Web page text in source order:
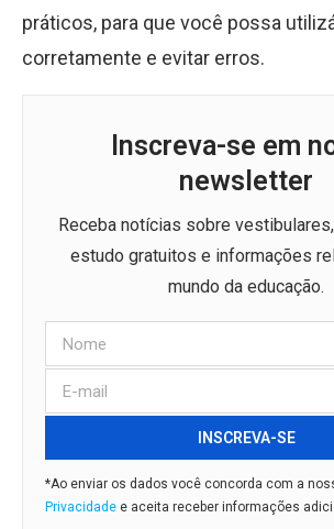
práticos, para que você possa
corretamente e evitar erros.
Inscreva-se em
newsletter
Receba notícias sobre
estudo gratuitos e informações
mundo da educação.
INSCREVA-SE
*Ao enviar os dados você concorda com a
Privacidade e aceita receber informações